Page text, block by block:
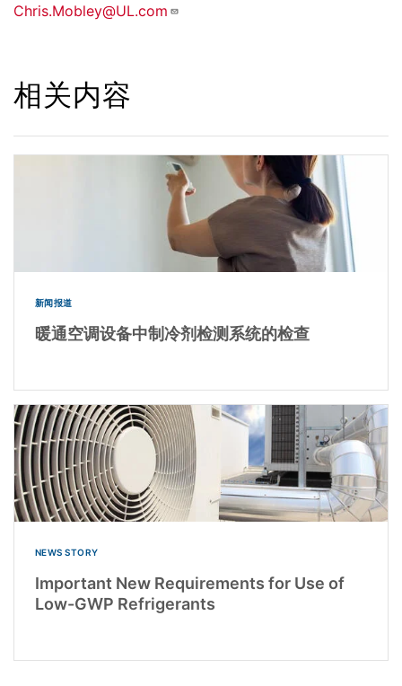
Chris.Mobley@UL.com
相关内容
新闻报道
暖通空调设备中制冷剂检测系统的检查
NEWS STORY
Important New Requirements for Use of
Low-GWP Refrigerants